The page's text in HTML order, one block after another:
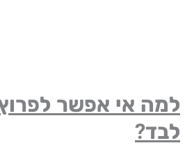
אי אפשר לפרוץ